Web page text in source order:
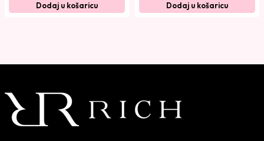
Dodaj u košaricu Dodaj u košaricu